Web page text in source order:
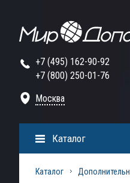
+7 (495) 162-90-92
+7 (800) 250-01-76
Москва
Каталог
Каталог